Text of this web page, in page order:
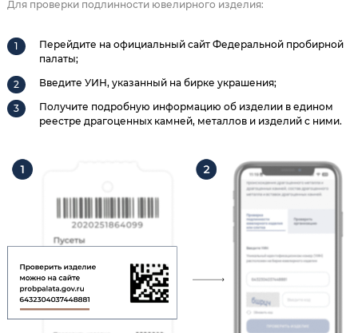
Для проверки подлинности ювелирного изделия:
Перейдите на официальный сайт Федеральной пробирной
палаты;
Введите УИН, указанный на бирке украшения;
Получите подробную информацию об изделии в едином
реестре драгоценных камней, металлов и изделий с ними.